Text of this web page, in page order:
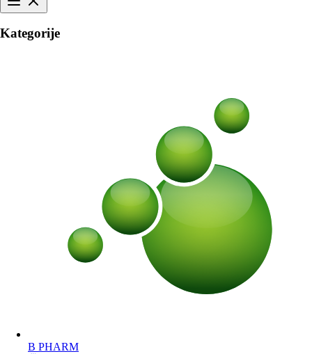
Kategorije
B PHARM